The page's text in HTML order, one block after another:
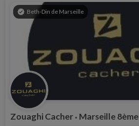
verified Beth-Din de Marseille
Zouaghi Cacher • Marseille 8ème